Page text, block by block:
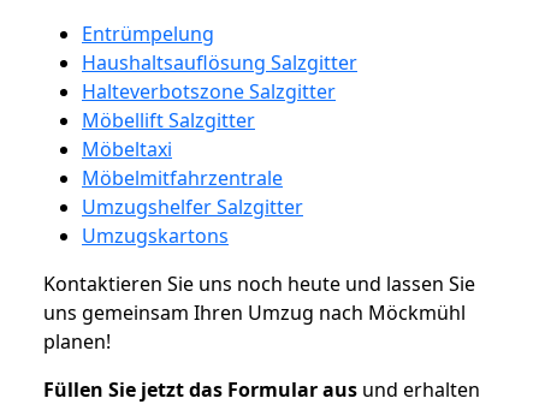
Entrümpelung
Haushaltsauflösung Salzgitter
Halteverbotszone Salzgitter
Möbellift Salzgitter
Möbeltaxi
Möbelmitfahrzentrale
Umzugshelfer Salzgitter
Umzugskartons
Kontaktieren Sie uns noch heute und lassen Sie
uns gemeinsam Ihren Umzug nach Möckmühl
planen!
Füllen Sie jetzt das Formular aus und erhalten